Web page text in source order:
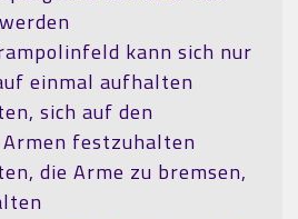
kann sich nur
einmal aufhalten
sich auf den
festzuhalten
die Arme zu bremsen,